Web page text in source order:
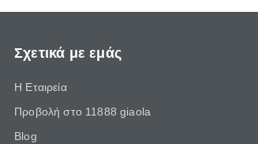
Σχετικά με εμάς
Η Εταιρεία
Προβολή στο 11888 giaola
Blog